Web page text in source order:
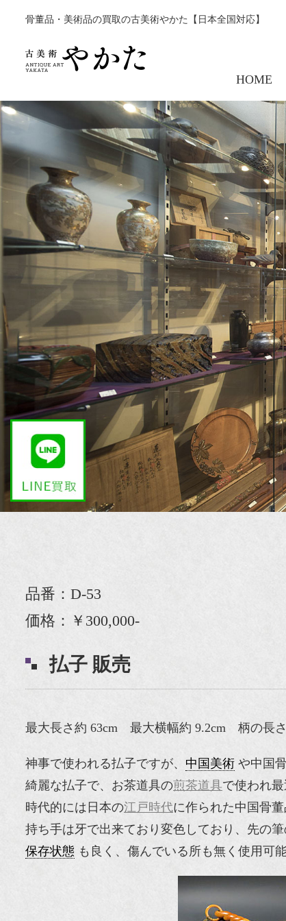
骨董品・美術品の買取の古美術やかた【日本全国対応】
HOME
品番：D-53
価格：￥300,000-
払子 販売
最大長さ約 63cm 最大横幅約 9.2cm 柄の長
神事で使われる払子ですが、 中国美術 や中国
綺麗な払子で、お茶道具の煎茶道具で使われ
時代的には日本の江戸時代に作られた中国骨董
持ち手は牙で出来ており変色しており、先の
保存状態 も良く、傷んでいる所も無く使用可能